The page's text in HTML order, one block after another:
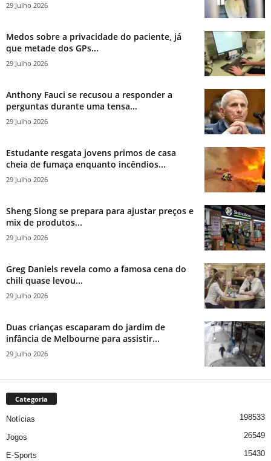
29 Julho 2026
Medos sobre a privacidade do paciente, já
que metade dos GPs...
29 Julho 2026
Anthony Fauci se recusou a responder a
perguntas durante uma tensa...
29 Julho 2026
Estudante resgata jovens primos de casa
cheia de fumaça enquanto incêndios...
29 Julho 2026
Sheng Siong se prepara para ajustar preços e
mix de produtos...
29 Julho 2026
Greg Daniels revela como a famosa cena do
chili quase levou...
29 Julho 2026
Duas crianças escaparam do jardim de
infância de Melbourne para assistir...
29 Julho 2026
Categoria
Notícias 198533
Jogos 26549
E-Sports 15430